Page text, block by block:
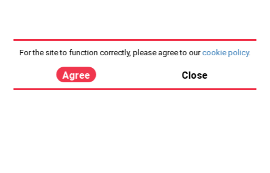
For the site to function correctly, please agree to our cookie policy.
Agree Close